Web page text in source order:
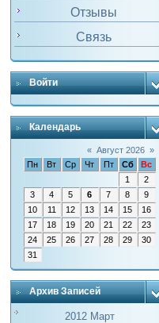
Отзывы
Связь
Войти
Календарь
« Август 2026 »
Пн
Вт Ср Чт Пт Сб
Вс
1
2
3
4 5 6 7 8
9
10
11 12 13 14 15
16
17
18 19 20 21 22
23
24
25 26 27 28 29
30
31
Архив Записей
2012 Март